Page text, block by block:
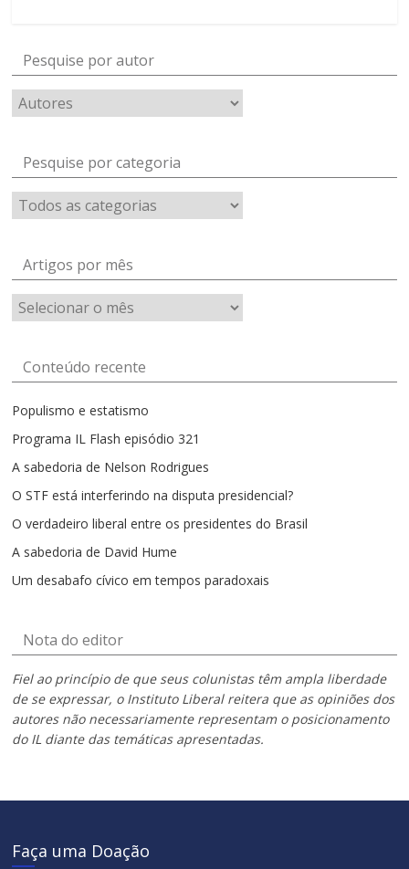
Pesquise por autor
Pesquise por categoria
Artigos por mês
Artigos
por
Conteúdo recente
Populismo e estatismo
Programa IL Flash episódio 321
A sabedoria de Nelson Rodrigues
O STF está interferindo na disputa presidencial?
O verdadeiro liberal entre os presidentes do Brasil
A sabedoria de David Hume
Um desabafo cívico em tempos paradoxais
Nota do editor
Fiel ao princípio de que seus colunistas têm ampla liberdade
de se expressar, o Instituto Liberal reitera que as opiniões dos
autores não necessariamente representam o posicionamento
do IL diante das temáticas apresentadas.
Faça uma Doação